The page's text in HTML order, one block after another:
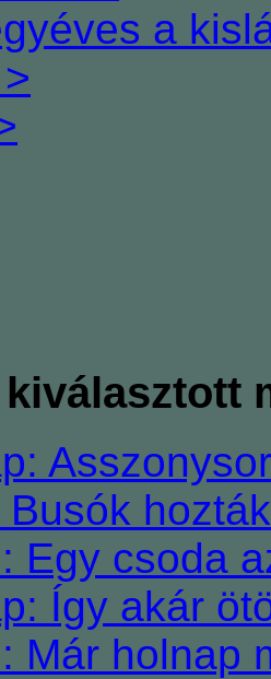
a
Egy csoda
Így akár
Már holnap